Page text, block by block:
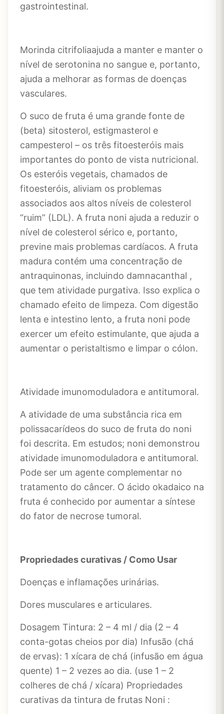
gastrointestinal.
Morinda citrifoliaajuda a manter e manter o
nível de serotonina no sangue e, portanto,
ajuda a melhorar as formas de doenças
vasculares.
O suco de fruta é uma grande fonte de
(beta) sitosterol, estigmasterol e
campesterol – os três fitoesteróis mais
importantes do ponto de vista nutricional.
Os esteróis vegetais, chamados de
fitoesteróis, aliviam os problemas
associados aos altos níveis de colesterol
“ruim” (LDL). A fruta noni ajuda a reduzir o
nível de colesterol sérico e, portanto,
previne mais problemas cardíacos. A fruta
madura contém uma concentração de
antraquinonas, incluindo damnacanthal ,
que tem atividade purgativa. Isso explica o
chamado efeito de limpeza. Com digestão
lenta e intestino lento, a fruta noni pode
exercer um efeito estimulante, que ajuda a
aumentar o peristaltismo e limpar o cólon.
Atividade imunomoduladora e antitumoral.
A atividade de uma substância rica em
polissacarídeos do suco de fruta do noni
foi descrita. Em estudos; noni demonstrou
atividade imunomoduladora e antitumoral.
Pode ser um agente complementar no
tratamento do câncer. O ácido okadaico na
fruta é conhecido por aumentar a síntese
do fator de necrose tumoral.
Propriedades curativas / Como Usar
Doenças e inflamações urinárias.
Dores musculares e articulares.
Dosagem Tintura: 2 – 4 ml / dia (2 – 4
conta-gotas cheios por dia) Infusão (chá
de ervas): 1 xícara de chá (infusão em água
quente) 1 – 2 vezes ao dia. (use 1 – 2
colheres de chá / xícara) Propriedades
curativas da tintura de frutas Noni :